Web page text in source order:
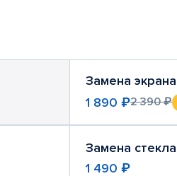
Замена экрана
1 890 ₽2 390 ₽
Замена стекла
1 490 ₽